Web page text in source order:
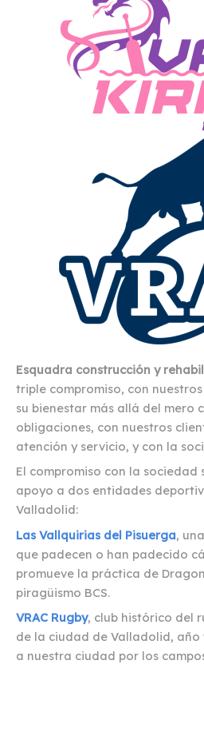
Esquadra construcción y
triple compromiso, con
su bienestar más allá del mero
obligaciones, con nuestros
atención y servicio, y con la
El compromiso con la sociedad
apoyo a dos entidades
Valladolid:
Las Vallquirias del Pisuerga,
que padecen o han padecido
promueve la práctica de
piragüismo BCS.
VRAC Rugby, club histórico del
de la ciudad de Valladolid,
a nuestra ciudad por los